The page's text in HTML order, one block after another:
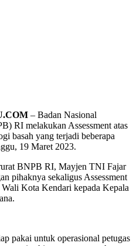
– Badan Nasional
RI melakukan Assessment atas
basah yang terjadi beberapa
19 Maret 2023.
BNPB RI, Mayjen TNI Fajar
pihaknya sekaligus Assessment
Wali Kota Kendari kepada Kepala
pakai untuk operasional petugas